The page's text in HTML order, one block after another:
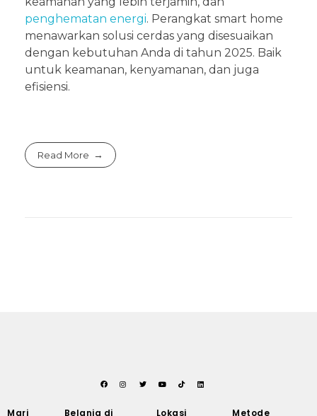
penghematan energi. Perangkat smart home
menawarkan solusi cerdas yang disesuaikan
dengan kebutuhan Anda di tahun 2025. Baik
untuk keamanan, kenyamanan, dan juga
efisiensi.
Read More
Mari Belanja di Lokasi Metode